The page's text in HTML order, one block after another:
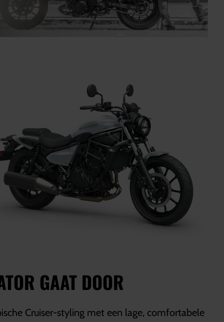
GAAT DOOR
Cruiser-styling met een lage, comfortabele